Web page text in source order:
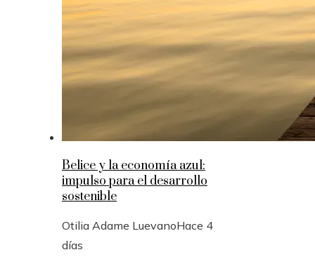
Belice y la economía azul:
impulso para el desarrollo
sostenible
Otilia Adame LuevanoHace 4
días